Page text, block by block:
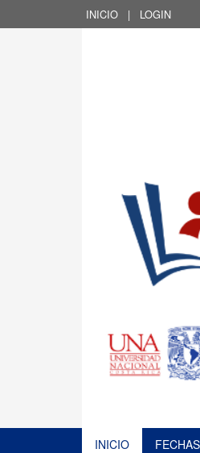
INICIO | LOGIN
INICIO FECHAS